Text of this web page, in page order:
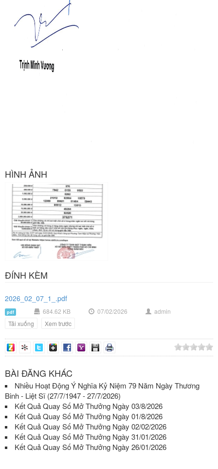
HÌNH ẢNH
ĐÍNH KÈM
2026_02_07_1_.pdf
pdf 684.62 KB 07/02/2026
admin
Tải xuống
Xem trước
BÀI ĐĂNG KHÁC
Nhiều Hoạt Động Ý Nghĩa Kỷ Niệm 79 Năm Ngày Thương
Binh - Liệt Sĩ (27/7/1947 - 27/7/2026)
Kết Quả Quay Số Mở Thưởng Ngày 03/8/2026
Kết Quả Quay Số Mở Thưởng Ngày 01/8/2026
Kết Quả Quay Số Mở Thưởng Ngày 02/02/2026
Kết Quả Quay Số Mở Thưởng Ngày 31/01/2026
Kết Quả Quay Số Mở Thưởng Ngày 26/01/2026